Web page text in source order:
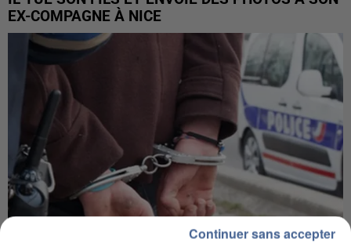
EX-COMPAGNE À NICE
Continuer sans accepter